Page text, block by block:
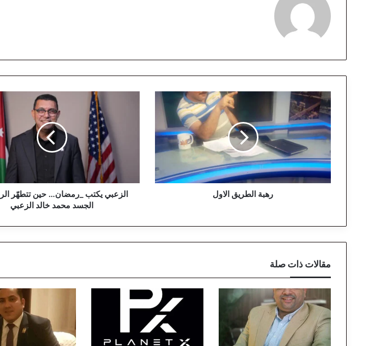
ر
ه
ب
ة
ا
ل
ط
ر
ي
ا
رهبة الطريق الاول
ت
م
ح
ي
ن
ت
الزعبي يكتب _رمضان… حين تتطهّر
الجسد محمد خالد الزعبي
مقالات ذات صلة